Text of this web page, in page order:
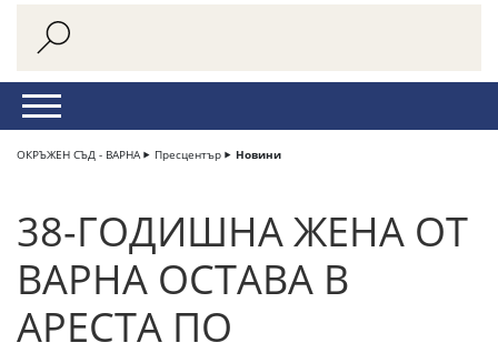
ОКРЪЖЕН СЪД - ВАРНА Пресцентър Новини
38-ГОДИШНА ЖЕНА ОТ
ВАРНА ОСТАВА В
АРЕСТА ПО